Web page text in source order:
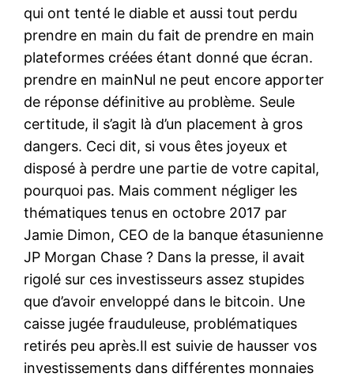
qui ont tenté le diable et aussi tout perdu
prendre en main du fait de prendre en main
plateformes créées étant donné que écran.
prendre en mainNul ne peut encore apporter
de réponse définitive au problème. Seule
certitude, il s’agit là d’un placement à gros
dangers. Ceci dit, si vous êtes joyeux et
disposé à perdre une partie de votre capital,
pourquoi pas. Mais comment négliger les
thématiques tenus en octobre 2017 par
Jamie Dimon, CEO de la banque étasunienne
JP Morgan Chase ? Dans la presse, il avait
rigolé sur ces investisseurs assez stupides
que d’avoir enveloppé dans le bitcoin. Une
caisse jugée frauduleuse, problématiques
retirés peu après.Il est suivie de hausser vos
investissements dans différentes monnaies